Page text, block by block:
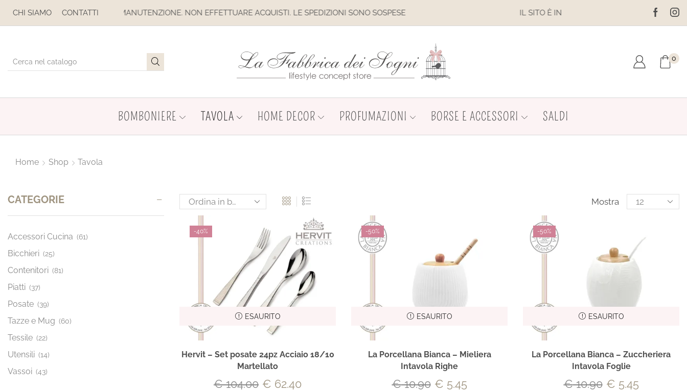
CHI SIAMO CONTATTI
EFFETTUARE ACQUISTI. LE SPEDIZIONI SONO SOSPESE IL SITO È IN MANUTENZIONE. NON EFFETTUARE ACQUISTI. LE SPEDIZIONI SONO SOSPESE
0
BOMBONIERE TAVOLA HOME DECOR PROFUMAZIONI BORSE E ACCESSORI SALDI
Home Shop Tavola
Mostra
-40%
ESAURITO
Hervit – Set posate 24pz Acciaio 18/10
Martellato
€104.00 € 62.40
-50%
ESAURITO
La Porcellana Bianca – Mieliera
Intavola Righe
€10.90 € 5.45
-50%
ESAURITO
La Porcellana Bianca – Zuccheriera
Intavola Foglie
€10.90 € 5.45
CATEGORIE
Accessori Cucina (61)
Bicchieri (25)
Contenitori (81)
Piatti (37)
Posate (39)
Tazze e Mug (60)
Tessile (22)
Utensili (14)
Vassoi (43)